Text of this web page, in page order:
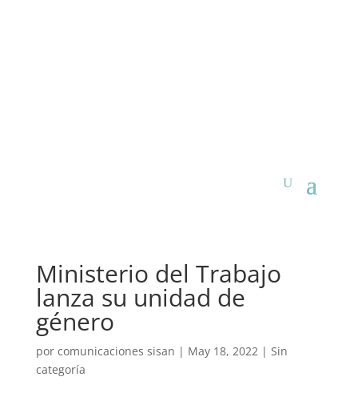
Ministerio del Trabajo
lanza su unidad de
género
por comunicaciones sisan | May 18, 2022| Sin
categoría